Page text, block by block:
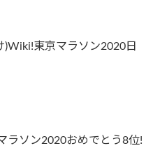
)Wiki!東京マラソン2020日
ラソン2020おめでとう8位!